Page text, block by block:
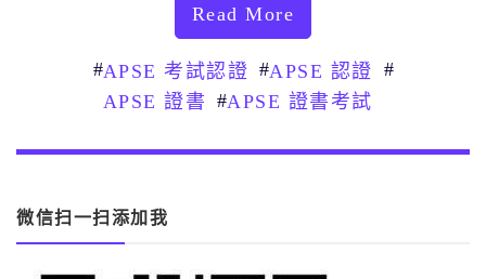
Read More
#APSE 考試認證 #APSE 認證 #
APSE 證書 #APSE 證書考試
微信扫一扫添加我